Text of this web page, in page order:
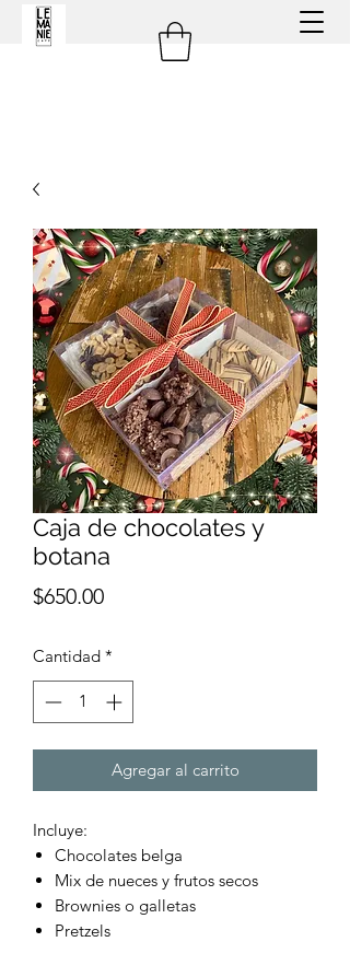
Caja de chocolates y
botana
$650.00Precio
Cantidad *
Agregar al carrito
Incluye:
Chocolates belga
Mix de nueces y frutos secos
Brownies o galletas
Pretzels